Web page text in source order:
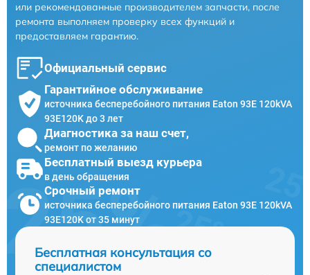
или рекомендованные производителем запчасти, после
ремонта выполняем проверку всех функций и
предоставляем гарантию.
Официальный сервис
Гарантийное обслуживание
источника бесперебойного питания Eaton 93E 120kVA
93E120K до 3 лет
Диагностика за наш счет,
ремонт по желанию
Бесплатный выезд курьера
в день обращения
Срочный ремонт
источника бесперебойного питания Eaton 93E 120kVA
93E120K от 35 минут
Бесплатная консультация со
специалистом